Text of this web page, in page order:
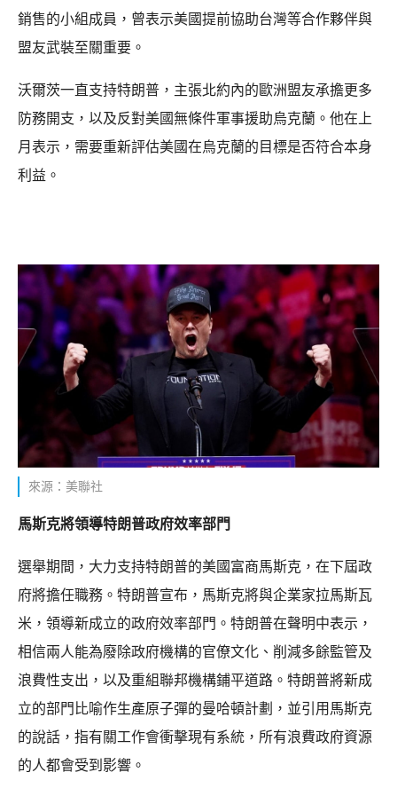
銷售的小組成員，曾表示美國提前協助台灣等合作夥伴與
盟友武裝至關重要。
沃爾茨一直支持特朗普，主張北約內的歐洲盟友承擔更多
防務開支，以及反對美國無條件軍事援助烏克蘭。他在上
月表示，需要重新評估美國在烏克蘭的目標是否符合本身
利益。
來源：美聯社
馬斯克將領導特朗普政府效率部門
選舉期間，大力支持特朗普的美國富商馬斯克，在下屆政
府將擔任職務。特朗普宣布，馬斯克將與企業家拉馬斯瓦
米，領導新成立的政府效率部門。特朗普在聲明中表示，
相信兩人能為廢除政府機構的官僚文化、削減多餘監管及
浪費性支出，以及重組聯邦機構鋪平道路。特朗普將新成
立的部門比喻作生產原子彈的曼哈頓計劃，並引用馬斯克
的說話，指有關工作會衝擊現有系統，所有浪費政府資源
的人都會受到影響。